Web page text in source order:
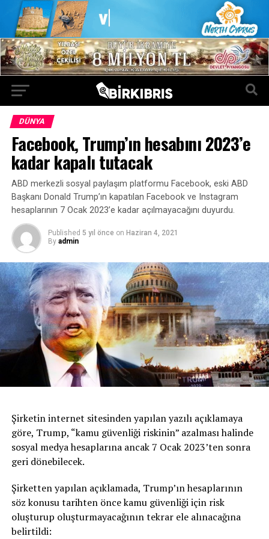
DÜNYA
Facebook, Trump’ın hesabını 2023’e
kadar kapalı tutacak
ABD merkezli sosyal paylaşım platformu Facebook, eski ABD
Başkanı Donald Trump’ın kapatılan Facebook ve Instagram
hesaplarının 7 Ocak 2023’e kadar açılmayacağını duyurdu.
Published 5 yıl önce on Haziran 4, 2021
By admin
Şirketin internet sitesinden yapılan yazılı açıklamaya
göre, Trump, “kamu güvenliği riskinin” azalması halinde
sosyal medya hesaplarına ancak 7 Ocak 2023’ten sonra
geri dönebilecek.
Şirketten yapılan açıklamada, Trump’ın hesaplarının
söz konusu tarihten önce kamu güvenliği için risk
oluşturup oluşturmayacağının tekrar ele alınacağına
belirtildi: